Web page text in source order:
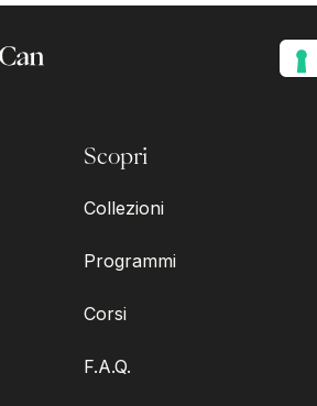
Scopri
Collezioni
Programmi
Corsi
F.A.Q.